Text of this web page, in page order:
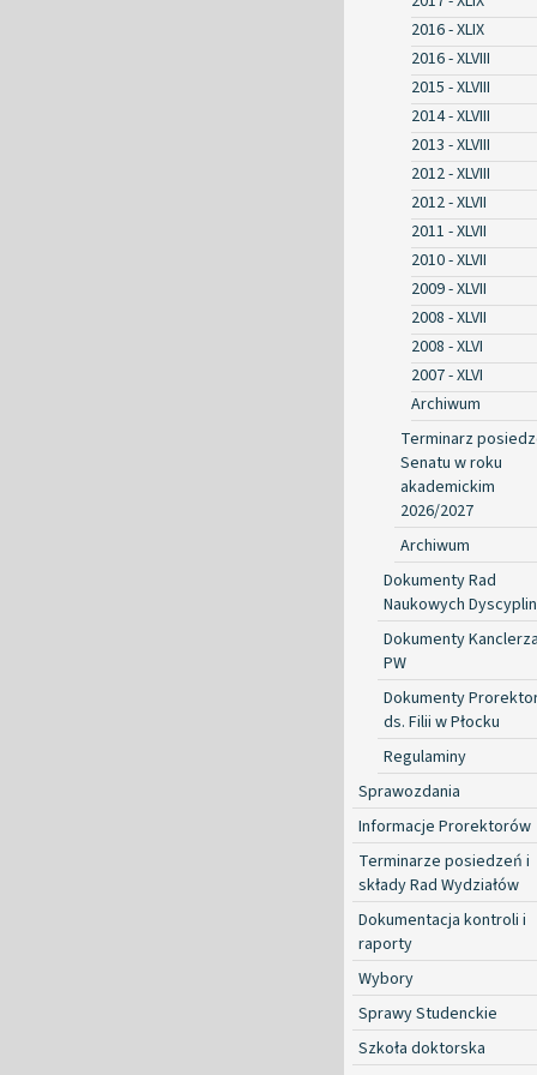
2016 - XLIX
2016 - XLVIII
2015 - XLVIII
2014 - XLVIII
2013 - XLVIII
2012 - XLVIII
2012 - XLVII
2011 - XLVII
2010 - XLVII
2009 - XLVII
2008 - XLVII
2008 - XLVI
2007 - XLVI
Archiwum
Terminarz
Senatu w roku
akademickim
2026/2027
Archiwum
Dokumenty Rad
Naukowych Dyscyplin
Dokumenty
PW
Dokumenty
ds. Filii w Płocku
Regulaminy
Sprawozdania
Informacje Prorektorów
Terminarze posiedzeń i
składy Rad Wydziałów
Dokumentacja kontroli i
raporty
Wybory
Sprawy Studenckie
Szkoła doktorska